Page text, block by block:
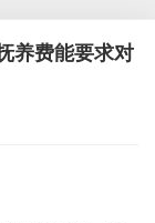
养费能要求对